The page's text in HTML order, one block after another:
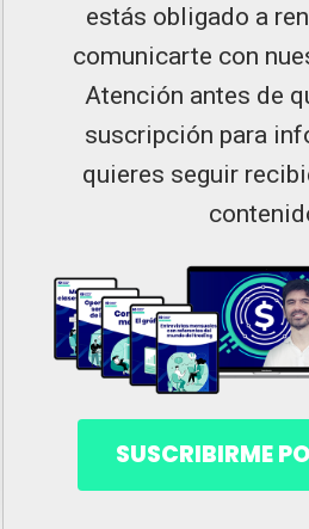
estás obligado a
comunicarte con
Atención antes de
suscripción para
quieres seguir
SUSCRIBIRME